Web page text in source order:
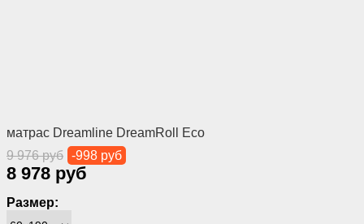
матрас Dreamline DreamRoll Eco
9 976 руб -998 руб
8 978 руб
Размер: